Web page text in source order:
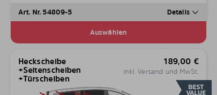
Art. Nr. 54809-5 Details
Auswählen
Heckscheibe
+Seitenscheiben
+Türscheiben
189,00 €
inkl. Versand und MwSt.